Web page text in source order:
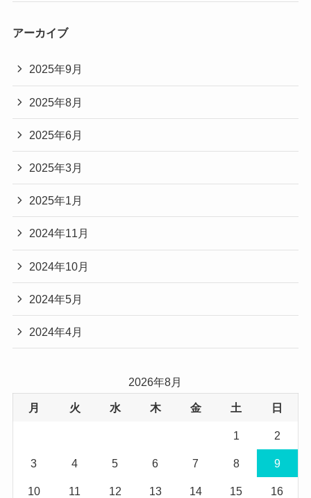
アーカイブ
2025年9月
2025年8月
2025年6月
2025年3月
2025年1月
2024年11月
2024年10月
2024年5月
2024年4月
2026年8月
月 火 水 木 金 土 日
1 2
3 4 5 6 7 8 9
10 11 12 13 14 15 16